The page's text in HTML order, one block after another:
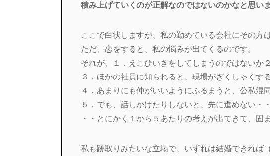
積み上げていくのが正解なのではないのかなと思いま
ここで白状しますが、私の勤めている会社にその方
ただ、恋をすると、私の悩みが出てくるのです。
それが、１．えこひいきをしてしまうのではないか
３．ほかの社員に知られると、現場がぎくしゃくす
４．あまりにも仲がいいようにふるまうと、公私混
５．でも、話しかけたりしないと、先に進めない・・
・・とにかく１から５あたりの考えが出てきて、固
私も跡取りみたいな立場で、いずれは結婚できれば